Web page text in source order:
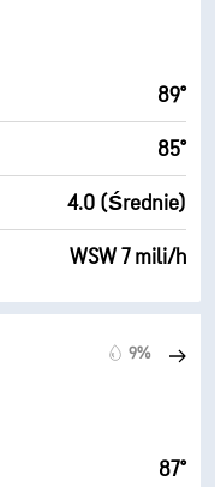
89°
85°
4.0 (Średnie)
WSW 7 mili/h
9%
87°